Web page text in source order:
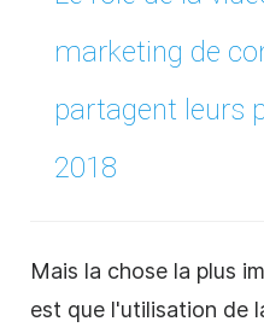
marketing de
partagent leurs
2018
Mais la chose la plus
est que l'utilisation de